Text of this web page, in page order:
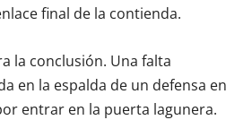
final de la contienda.
la conclusión. Una falta
en la espalda de un defensa en
entrar en la puerta lagunera.